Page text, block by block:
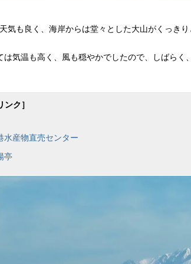
気も良く、海岸からは堂々とした大山がくっきり
は気温も高く、風も穏やかでしたので、しばらく
ンク］
水産物直売センター
亭